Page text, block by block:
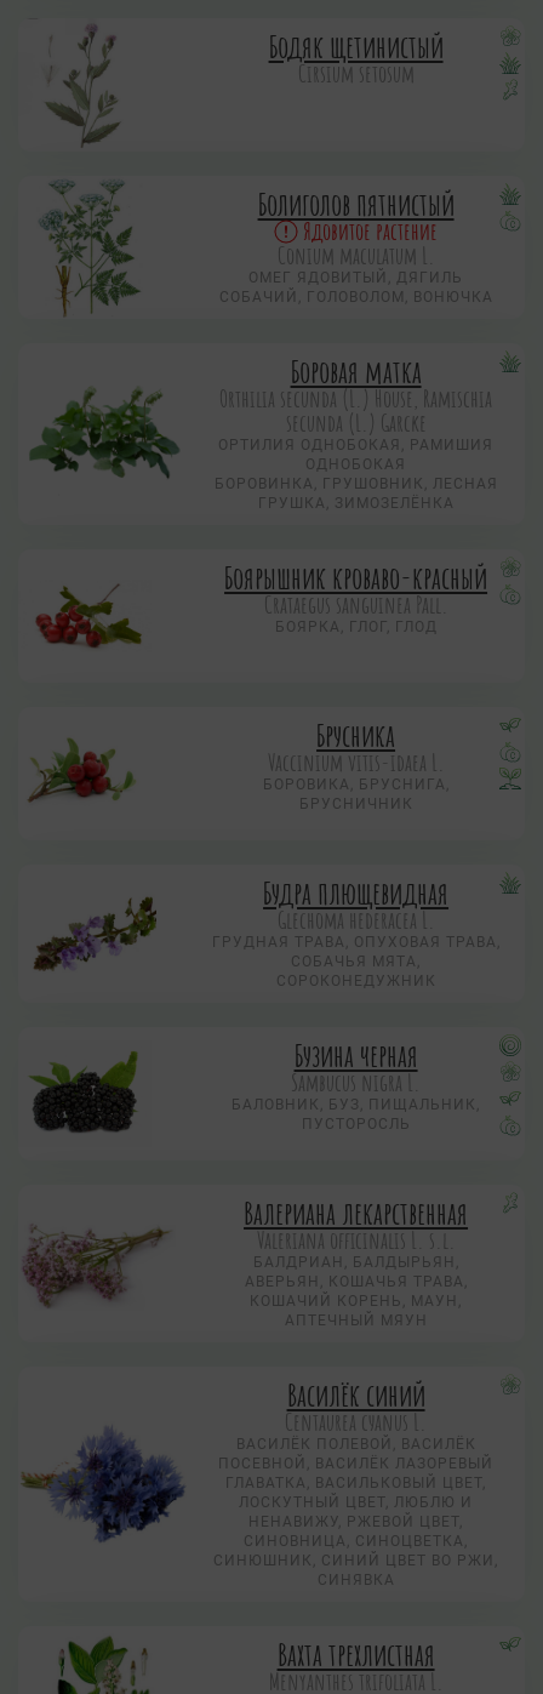
Бодяк щетинистый
Cirsium setosum
Болиголов пятнистый
Ядовитое растение
Conium maculatum L.
ОМЕГ ЯДОВИТЫЙ, ДЯГИЛЬ
СОБАЧИЙ, ГОЛОВОЛОМ, ВОНЮЧКА
Боровая матка
Orthilia secunda (L.) House, Ramischia
secunda (L.) Garсke
ОРТИЛИЯ ОДНОБОКАЯ, РАМИШИЯ
ОДНОБОКАЯ
БОРОВИНКА, ГРУШОВНИК, ЛЕСНАЯ
ГРУШКА, ЗИМОЗЕЛЁНКА
Боярышник кроваво-красный
Crataegus sanguinea Pall.
БОЯРКА, ГЛОГ, ГЛОД
Брусника
Vaccinium vitis-idaea L.
БОРОВИКА, БРУСНИГА,
БРУСНИЧНИК
Будра плющевидная
Glechoma hederacea L.
ГРУДНАЯ ТРАВА, ОПУХОВАЯ ТРАВА,
СОБАЧЬЯ МЯТА,
СОРОКОНЕДУЖНИК
Бузина черная
Sambucus nigra L.
БАЛОВНИК, БУЗ, ПИЩАЛЬНИК,
ПУСТОРОСЛЬ
Валериана лекарственная
Valeriana officinalis L. s.l.
БАЛДРИАН, БАЛДЫРЬЯН,
АВЕРЬЯН, КОШАЧЬЯ ТРАВА,
КОШАЧИЙ КОРЕНЬ, МАУН,
АПТЕЧНЫЙ МЯУН
Василёк синий
Centaurea суanus L.
ВАСИЛЁК ПОЛЕВОЙ, ВАСИЛЁК
ПОСЕВНОЙ, ВАСИЛЁК ЛАЗОРЕВЫЙ
ГЛАВАТКА, ВАСИЛЬКОВЫЙ ЦВЕТ,
ЛОСКУТНЫЙ ЦВЕТ, ЛЮБЛЮ И
НЕНАВИЖУ, РЖЕВОЙ ЦВЕТ,
СИНОВНИЦА, СИНОЦВЕТКА,
СИНЮШНИК, СИНИЙ ЦВЕТ ВО РЖИ,
СИНЯВКА
Вахта трехлистная
Menyanthes trifoliata L.